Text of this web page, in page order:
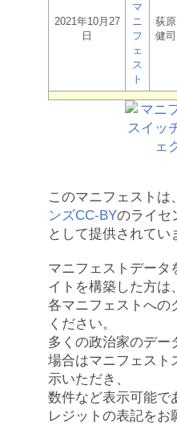
2021年10月27
日
マ
ニ
フ
ェ
ス
ト
荻原
健司
このマニフェストは、
ンズCC-BYのライセ
として提供されてい
マニフェストデータ
イトを構築した方は、
各マニフェストへの
ください。
多くの政治家のデー
場合はマニフェスト
示いただき、
数件など表示可能で
レジットの表記をお